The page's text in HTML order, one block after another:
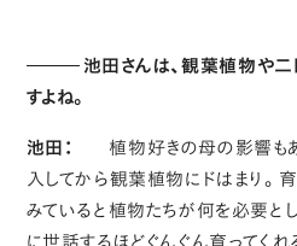
池田さんは、観葉植物や二
すよね。
池田：
植物好きの母の影響も
入してから観葉植物にドはまり。
みていると植物たちが何を必要と